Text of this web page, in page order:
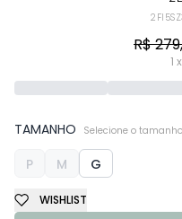
R$
1
TAMANHO Selecione o tamanho
P M G
WISHLIST